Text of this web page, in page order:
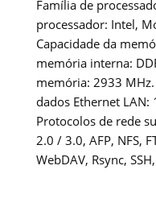
Família de
processador: Intel,
Capacidade da
memória interna:
memória: 2933
dados Ethernet
Protocolos de rede
2.0 / 3.0, AFP, NFS,
WebDAV, Rsync,